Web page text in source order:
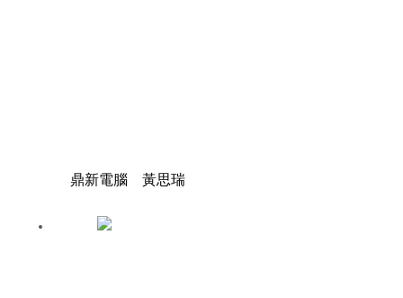
鼎新電腦 黃思瑞